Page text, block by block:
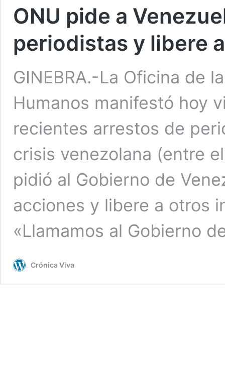
ONU pide a
periodistas y libere
GINEBRA.-La Oficina de
Humanos manifestó hoy
recientes arrestos de
crisis venezolana (entre
pidió al Gobierno de
acciones y libere a otros
«Llamamos al Gobierno
Crónica Viva